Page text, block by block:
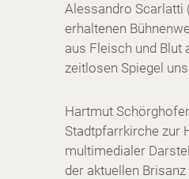
Alessandro Scarlatti
erhaltenen
aus Fleisch und Blut
zeitlosen Spiegel
Hartmut
Stadtpfarrkirche zur
multimedialer
der aktuellen